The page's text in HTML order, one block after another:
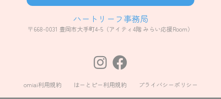
ハートリーフ事務局
〒668-0031 豊岡市大手町4-5 （アイティ4階 みらい応援Room）
omiai利用規約 はーとピー利用規約 プライバシーポリシー